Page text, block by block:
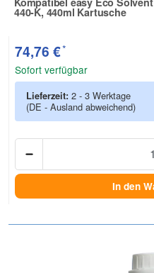
440-K, 440ml Kartusche
Zur Artikelbewertung
74,76 €*
Sofort verfügbar
Lieferzeit: 2 - 3 Werktage
(DE - Ausland abweichend)
In den